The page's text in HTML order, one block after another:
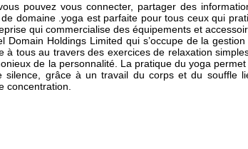
pouvez vous connecter, partager des
domaine .yoga est parfaite pour tous ceux qui
qui commercialise des équipements et
Domain Holdings Limited qui s’occupe de la
à tous au travers des exercices de relaxation
de la personnalité. La pratique du yoga
silence, grâce à un travail du corps et du souffle
concentration.